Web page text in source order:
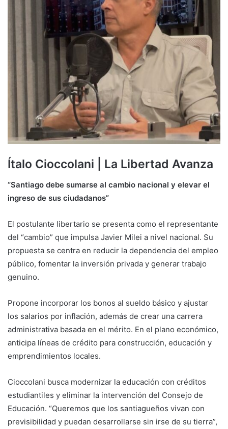
Ítalo Cioccolani | La Libertad Avanza
“Santiago debe sumarse al cambio nacional y elevar el
ingreso de sus ciudadanos”
El postulante libertario se presenta como el representante
del “cambio” que impulsa Javier Milei a nivel nacional. Su
propuesta se centra en reducir la dependencia del empleo
público, fomentar la inversión privada y generar trabajo
genuino.
Propone incorporar los bonos al sueldo básico y ajustar
los salarios por inflación, además de crear una carrera
administrativa basada en el mérito. En el plano económico,
anticipa líneas de crédito para construcción, educación y
emprendimientos locales.
Cioccolani busca modernizar la educación con créditos
estudiantiles y eliminar la intervención del Consejo de
Educación. “Queremos que los santiagueños vivan con
previsibilidad y puedan desarrollarse sin irse de su tierra”,